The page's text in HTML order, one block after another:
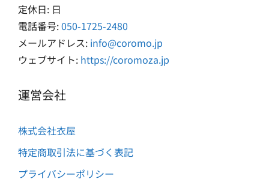
定休日: 日
電話番号:050-1725-2480
メールアドレス: info@coromo.jp
ウェブサイト: https://coromoza.jp
運営会社
株式会社衣屋
特定商取引法に基づく表記
プライバシーポリシー